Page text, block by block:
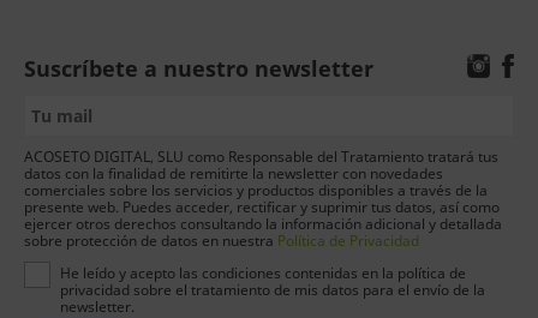
Suscríbete a nuestro newsletter
ACOSETO DIGITAL, SLU como Responsable del Tratamiento tratará tus
datos con la finalidad de remitirte la newsletter con novedades
comerciales sobre los servicios y productos disponibles a través de la
presente web. Puedes acceder, rectificar y suprimir tus datos, así como
ejercer otros derechos consultando la información adicional y detallada
sobre protección de datos en nuestra Política de Privacidad
He leído y acepto las condiciones contenidas en la política de
privacidad sobre el tratamiento de mis datos para el envío de la
newsletter.